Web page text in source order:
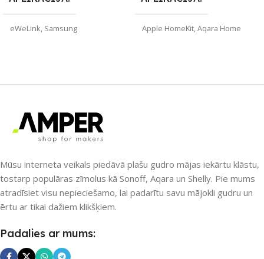
eWeLink, Samsung
RF uztvērējs,ZigBee
PIEEJAMS UZREIZ
Nē
UZREIZ PIEEJAMAIS
Apple HomeKit,Aqara Home
Nē
UZREIZ PIEEJAMAIS
Mūsu interneta veikals piedāvā plašu gudro mājas iekārtu klāstu,
tostarp populāras zīmolus kā Sonoff, Aqara un Shelly. Pie mums
atradīsiet visu nepieciešamo, lai padarītu savu mājokli gudru un
ērtu ar tikai dažiem klikšķiem.
Padalies ar mums: